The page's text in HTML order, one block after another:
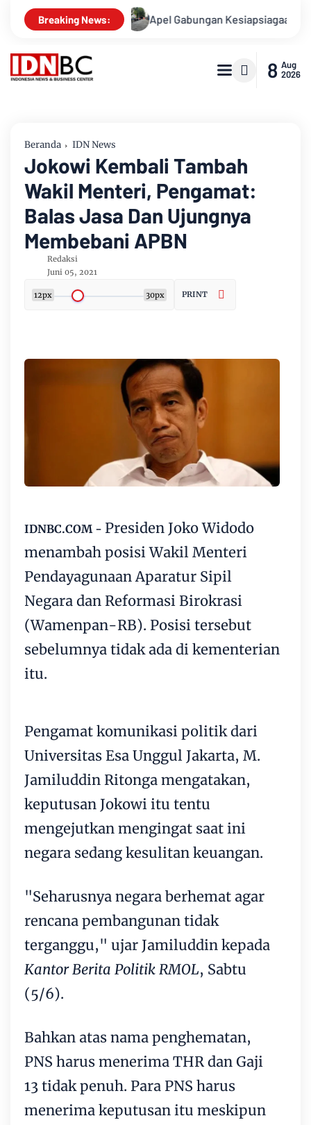
Breaking News:
Apel Gabungan Kesiapsiagaan Untuk
8 Aug
2026
Beranda IDN News
Jokowi Kembali Tambah
Wakil Menteri, Pengamat:
Balas Jasa Dan Ujungnya
Membebani APBN
Redaksi
Juni 05, 2021
12px 30px PRINT
IDNBC.COM - Presiden Joko Widodo
menambah posisi Wakil Menteri
Pendayagunaan Aparatur Sipil
Negara dan Reformasi Birokrasi
(Wamenpan-RB). Posisi tersebut
sebelumnya tidak ada di kementerian
itu.
Pengamat komunikasi politik dari
Universitas Esa Unggul Jakarta, M.
Jamiluddin Ritonga mengatakan,
keputusan Jokowi itu tentu
mengejutkan mengingat saat ini
negara sedang kesulitan keuangan.
"Seharusnya negara berhemat agar
rencana pembangunan tidak
terganggu," ujar Jamiluddin kepada
Kantor Berita Politik RMOL, Sabtu
(5/6).
Bahkan atas nama penghematan,
PNS harus menerima THR dan Gaji
13 tidak penuh. Para PNS harus
menerima keputusan itu meskipun